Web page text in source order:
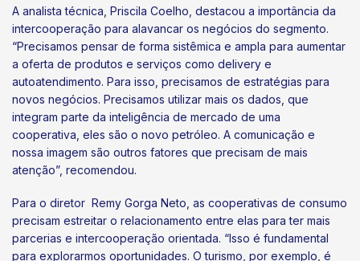
A analista técnica, Priscila Coelho, destacou a importância da
intercooperação para alavancar os negócios do segmento.
“Precisamos pensar de forma sistêmica e ampla para aumentar
a oferta de produtos e serviços como delivery e
autoatendimento. Para isso, precisamos de estratégias para
novos negócios. Precisamos utilizar mais os dados, que
integram parte da inteligência de mercado de uma
cooperativa, eles são o novo petróleo. A comunicação e
nossa imagem são outros fatores que precisam de mais
atenção”, recomendou.
Para o diretor Remy Gorga Neto, as cooperativas de consumo
precisam estreitar o relacionamento entre elas para ter mais
parcerias e intercooperação orientada. “Isso é fundamental
para explorarmos oportunidades. O turismo, por exemplo, é